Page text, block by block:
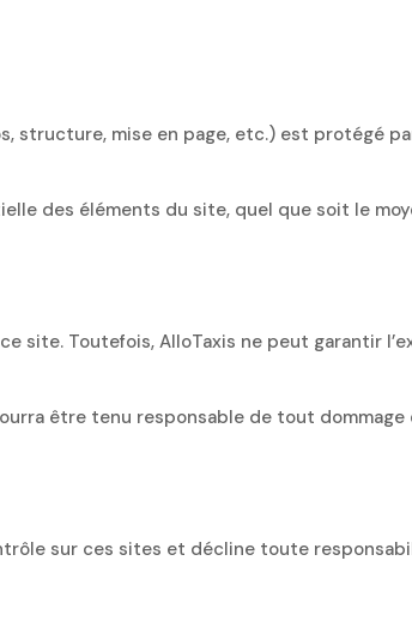
structure, mise en page, etc.) est protégé
des éléments du site, quel que soit le
site. Toutefois, AlloTaxis ne peut garantir
être tenu responsable de tout
sur ces sites et décline toute